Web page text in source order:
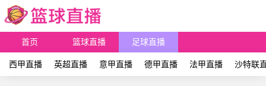
首页 篮球直播 足球直播
西甲直播 英超直播 意甲直播 德甲直播 法甲直播 沙特联